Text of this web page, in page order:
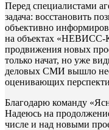
Перед специалистами
задача: восстановить
объективно
на объектах «НЕВИСС-
продвижения новых
только начат, но уже
деловых СМИ вышло
оценивающих
Благодарю команду
Надеюсь на
числе и над новыми